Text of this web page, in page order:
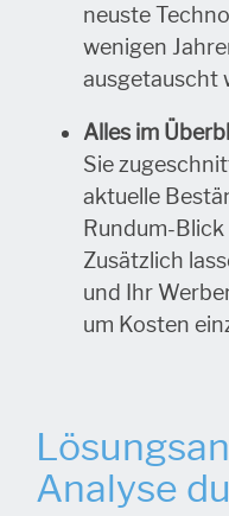
neuste
wenigen
ausgetauscht
Alles im
Sie
aktuelle
Rundum-
Zusätzlich
und Ihr
um Kosten
Analyse